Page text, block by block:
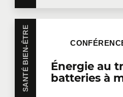
SANTÉ BIEN-ÊTRE
Énergie au
batteries à